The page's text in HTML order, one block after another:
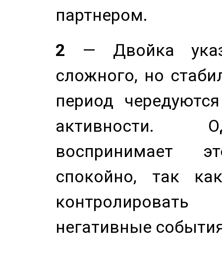
партнером.
2 — Двойка
сложного, но
период
активности.
воспринимает
спокойно, так
негативные